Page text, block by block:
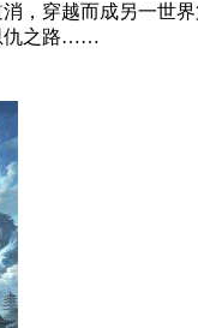
，穿越而成另一世
仇之路……